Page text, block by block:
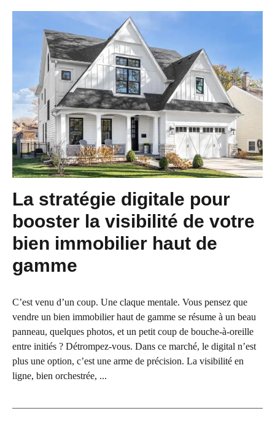
La stratégie digitale pour
booster la visibilité de votre
bien immobilier haut de
gamme
C’est venu d’un coup. Une claque mentale. Vous pensez que
vendre un bien immobilier haut de gamme se résume à un beau
panneau, quelques photos, et un petit coup de bouche-à-oreille
entre initiés ? Détrompez-vous. Dans ce marché, le digital n’est
plus une option, c’est une arme de précision. La visibilité en
ligne, bien orchestrée, ...